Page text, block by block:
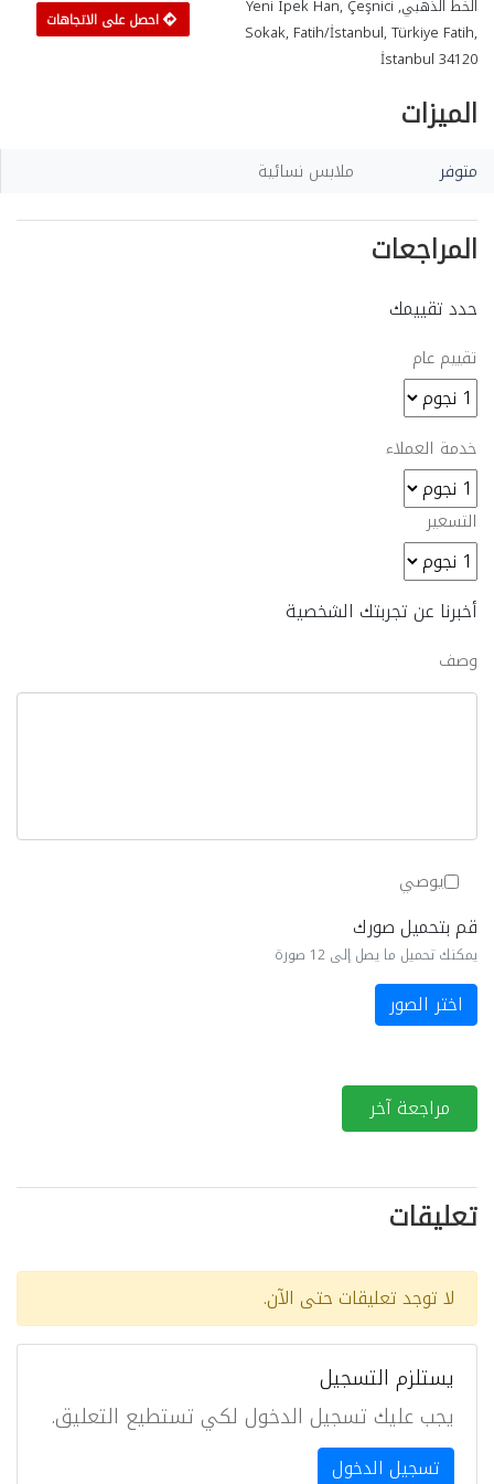
الخط الذهبي, Yeni Ipek Han, Çeşnici
Sokak, Fatih/İstanbul, Türkiye Fatih,
İstanbul 34120
احصل على الاتجاهات
الميزات
متوفر ملابس نسائية
المراجعات
حدد تقييمك
تقييم عام
خدمة العملاء
التسعير
أخبرنا عن تجربتك الشخصية
وصف
يوصي
قم بتحميل صورك
يمكنك تحميل ما يصل إلى 12 صورة
اختر الصور
مراجعة آخر
تعليقات
لا توجد تعليقات حتى الآن.
يستلزم التسجيل
يجب عليك تسجيل الدخول لكي تستطيع التعليق.
تسجيل الدخول